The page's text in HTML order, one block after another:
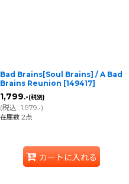
Bad Brains[Soul Brains] / A Bad
Brains Reunion [149417]
1,799.-(税別)
(税込: 1,979.-)
在庫数 2点
カートに入れる